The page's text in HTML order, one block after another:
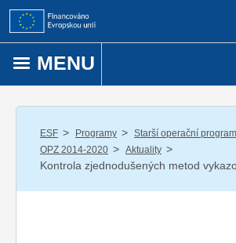
Přejít k obsahu
MENU
ESF / Programy / Starší operační
OPZ 2014-2020 / Aktuality /
Kontrola zjednodušených metod